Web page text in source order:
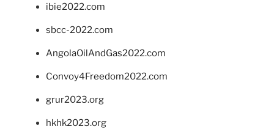
ibie2022.com
sbcc-2022.com
AngolaOilAndGas2022.com
Convoy4Freedom2022.com
grur2023.org
hkhk2023.org